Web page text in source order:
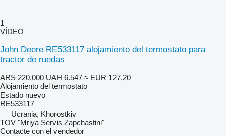
1
VÍDEO
John Deere RE533117 alojamiento del termostato para
tractor de ruedas
ARS 220.000 UAH 6.547 ≈ EUR 127,20
Alojamiento del termostato
Estado nuevo
RE533117
Ucrania, Khorostkiv
TOV "Mriya Servis Zapchastini"
Contacte con el vendedor